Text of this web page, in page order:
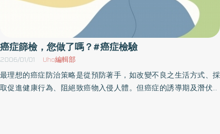
靶療法效果不錯，但費用較昂貴，透過PET CT能早期檢測出治療效
果，患者就可省下更多醫療費，不用白花錢。且無論是放射治療或
手術治療，患者的傷口或疤痕偶爾會混淆儀器檢查的結果，造成術
後併發症或癌細胞再度復發的誤判，而PET CT則可清楚區分出哪些
是癌細胞，哪些是疤痕，辨識率較高。除了癌症方面的應用，PET
CT在心臟疾病的醫療方面，也有很大的幫助。例如心肌梗塞之相關
手術治療，需先檢測心肌受損後，殘留存活心肌的狀況。這部分，
有肝癌的高危險因子，並建立一套固若金湯的自我防禦機制，要有
效地攔截肝癌並非難事！以下便教導大家遠離肝癌的小撇步：一、
儘早了解自己是否帶有肝癌的危險因子：肝癌的危險因子包括了B型
肝炎病毒帶原者、C型肝炎病毒帶原者、酗酒者、各種原因引起的慢
性肝炎或肝硬化，以及具有肝癌家族史者。而由於肝癌大多發生於
二十歲過後，所以每個人最好於二十歲前即開始啟動肝癌的自我防
禦體系，檢查自己是否為慢性B型或C型肝炎帶原者，以及是否患有
慢性肝炎或肝硬化。二、以「超音波」及「甲型胎兒球蛋白」作篩
癌症篩檢，您做了嗎？#癌症檢驗
2006/01/01 Uho編輯部
最理想的癌症防治策略是從預防著手，如改變不良之生活方式、採
取促進健康行為、阻絕致癌物入侵人體。但癌症的誘導期及潛伏期